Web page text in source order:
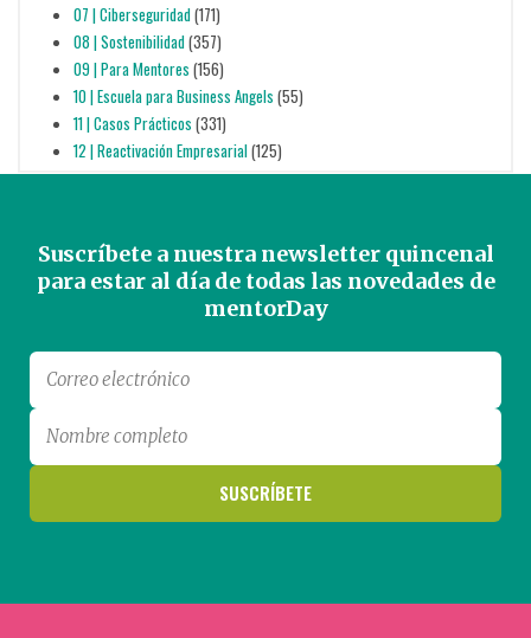
07 | Ciberseguridad(171)
08 | Sostenibilidad(357)
09 | Para Mentores (156)
10 | Escuela para Business Angels (55)
11 | Casos Prácticos (331)
12 | Reactivación Empresarial(125)
Suscríbete a nuestra newsletter quincenal
para estar al día de todas las novedades de
mentorDay